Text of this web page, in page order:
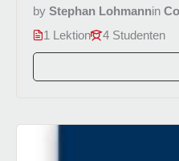
by Stephan Lohmannin
1 Lektion
4 Studenten